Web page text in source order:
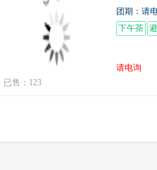
团期：请
下午茶
请电询
已售：123